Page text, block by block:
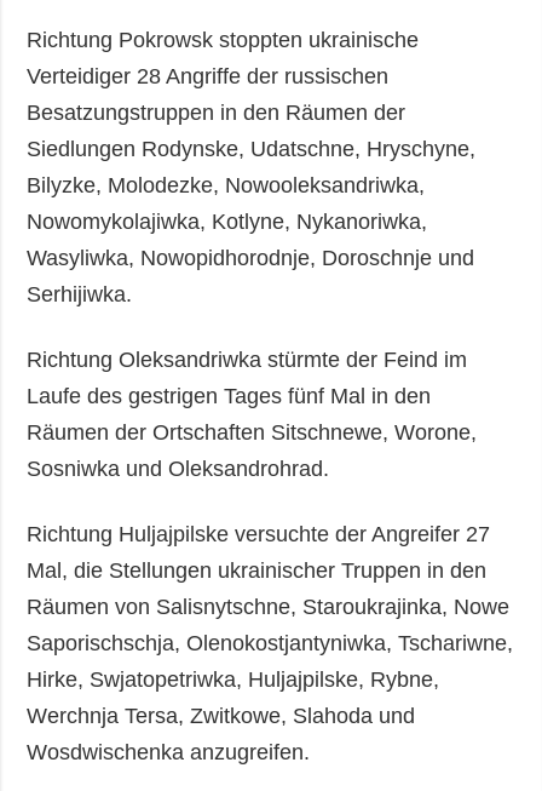
Richtung Pokrowsk stoppten ukrainische
Verteidiger 28 Angriffe der russischen
Besatzungstruppen in den Räumen der
Siedlungen Rodynske, Udatschne, Hryschyne,
Bilyzke, Molodezke, Nowooleksandriwka,
Nowomykolajiwka, Kotlyne, Nykanoriwka,
Wasyliwka, Nowopidhorodnje, Doroschnje und
Serhijiwka.
Richtung Oleksandriwka stürmte der Feind im
Laufe des gestrigen Tages fünf Mal in den
Räumen der Ortschaften Sitschnewe, Worone,
Sosniwka und Oleksandrohrad.
Richtung Huljajpilske versuchte der Angreifer 27
Mal, die Stellungen ukrainischer Truppen in den
Räumen von Salisnytschne, Staroukrajinka, Nowe
Saporischschja, Olenokostjantyniwka, Tschariwne,
Hirke, Swjatopetriwka, Huljajpilske, Rybne,
Werchnja Tersa, Zwitkowe, Slahoda und
Wosdwischenka anzugreifen.